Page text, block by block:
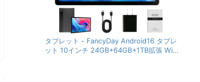
タブレット - FancyDay Android16 タブレ
ット 10インチ 24GB+64GB+1TB拡張 WiFi